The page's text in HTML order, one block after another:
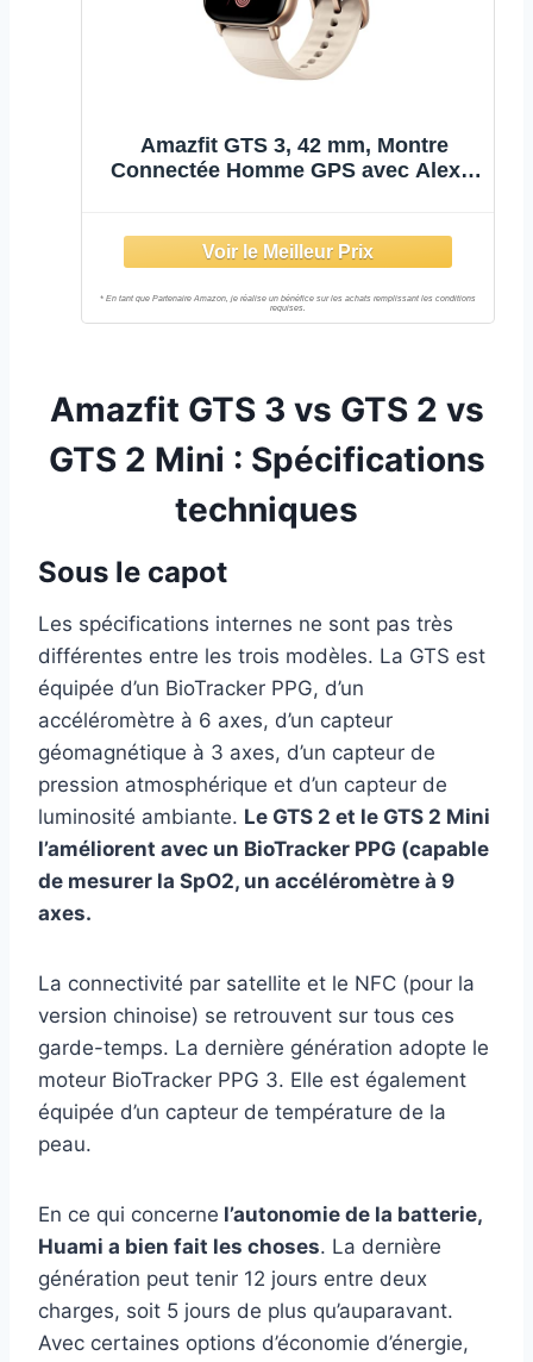
Amazfit GTS 3, 42 mm, Montre
Connectée Homme GPS avec Alexa,
Sommeil, 150+ Modes Sportifs,
Smartwatch pour iPhone/Android
Amazfit GTS 3 vs GTS 2 vs
GTS 2 Mini : Spécifications
techniques
Sous le capot
Les spécifications internes ne sont pas très
différentes entre les trois modèles. La GTS est
équipée d’un BioTracker PPG, d’un
accéléromètre à 6 axes, d’un capteur
géomagnétique à 3 axes, d’un capteur de
pression atmosphérique et d’un capteur de
luminosité ambiante. Le GTS 2 et le GTS 2 Mini
l’améliorent avec un BioTracker PPG (capable
de mesurer la SpO2, un accéléromètre à 9
axes.
La connectivité par satellite et le NFC (pour la
version chinoise) se retrouvent sur tous ces
garde-temps. La dernière génération adopte le
moteur BioTracker PPG 3. Elle est également
équipée d’un capteur de température de la
peau.
En ce qui concerne l’autonomie de la batterie,
Huami a bien fait les choses. La dernière
génération peut tenir 12 jours entre deux
charges, soit 5 jours de plus qu’auparavant.
Avec certaines options d’économie d’énergie,